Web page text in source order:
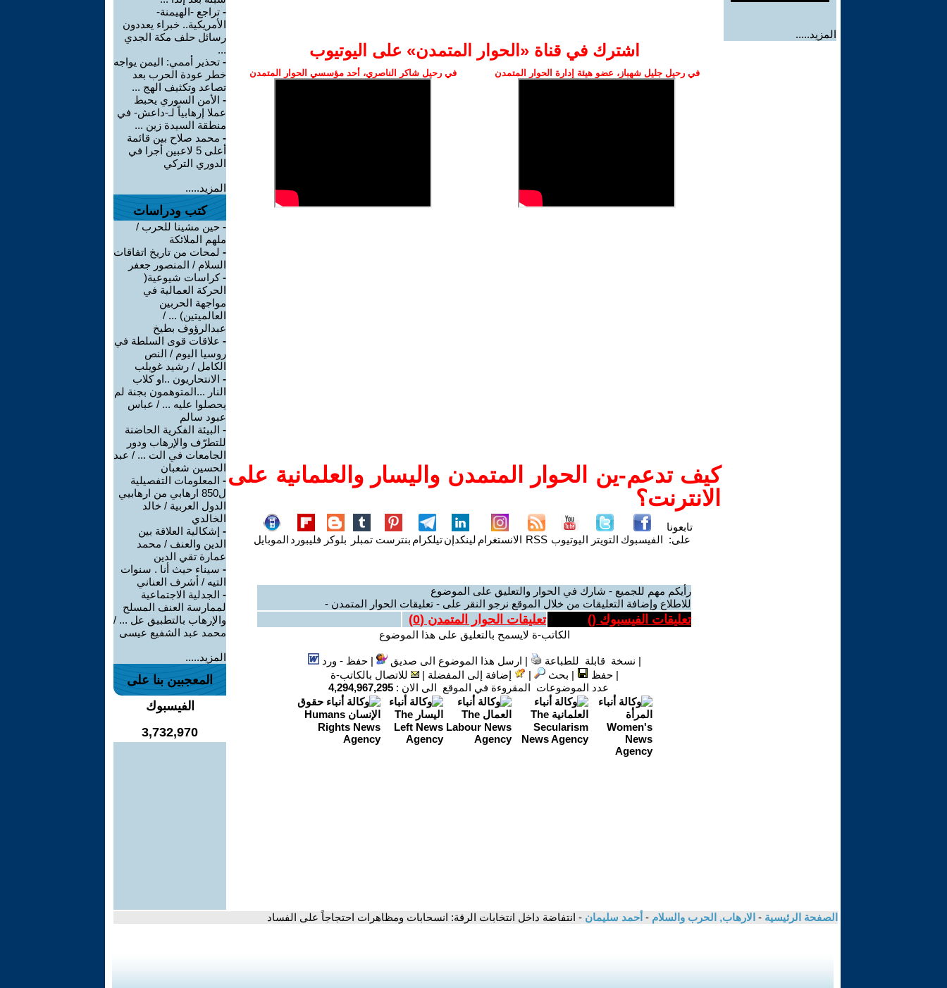
المزيد.....
اشترك في قناة ‫«الحوار المتمدن» على اليوتيوب
في رحيل جليل شهباز، عضو هيئة إدارة الحوار المتمدن في رحيل شاكر الناصري، أحد مؤسسي الحوار المتمدن
كيف تدعم-ين الحوار المتمدن واليسار والعلمانية على
الانترنت؟
تابعونا
على: الفيسبوك التويتر اليوتيوب RSS الانستغرام لينكدإنتيلكرام بنترست تمبلر بلوكر فليبورد الموبايل
رأيكم مهم للجميع - شارك في الحوار والتعليق على الموضوع
للاطلاع وإضافة التعليقات من خلال الموقع نرجو النقر على - تعليقات الحوار المتمدن -
تعليقات الفيسبوك () تعليقات الحوار المتمدن (0
)
الكاتب-ة لايسمح بالتعليق على هذا الموضوع
| نسخة قابلة للطباعة | ارسل هذا الموضوع الى صديق |حفظ - ورد
|حفظ | بحث | إضافة إلى المفضلة |
للاتصال بالكاتب-ة
عدد الموضوعات المقروءة في الموقع الى الان : 4,294,967,295
- تراجع -الهيمنة-
الأمريكية.. خبراء يعددون
رسائل حلف مكة الجدي
...
- تحذير أممي: اليمن يواجه
خطر عودة الحرب بعد
تصاعد وتكثيف الهج ...
- الأمن السوري يحبط
عملا إرهابياً لـ-داعش- في
منطقة السيدة زين ...
- محمد صلاح بين قائمة
أعلى 5 لاعبين أجرا في
الدوري التركي
المزيد.....
كتب ودراسات
- حين مشينا للحرب /
ملهم الملائكة
- لمحات من تاريخ اتفاقات
السلام / المنصور جعفر
-كراسات شيوعية(
الحركة العمالية في
مواجهة الحربين
العالميتين) ... /
عبدالرؤوف بطيخ
- علاقات قوى السلطة في
روسيا اليوم / النص
الكامل / رشيد غويلب
- الانتحاريون ..او كلاب
النار ...المتوهمون بجنة لم
يحصلوا عليه ... / عباس
عبود سالم
- البيئة الفكرية الحاضنة
للتطرّف والإرهاب ودور
الجامعات في الت ... / عبد
الحسين شعبان
- المعلومات التفصيلية
ل850 ارهابي من ارهابيي
الدول العربية / خالد
الخالدي
- إشكالية العلاقة بين
الدين والعنف / محمد
عمارة تقي الدين
- سيناء حيث أنا . سنوات
التيه / أشرف العناني
- الجدلية الاجتماعية
لممارسة العنف المسلح
والإرهاب بالتطبيق عل ... /
محمد عبد الشفيع عيسى
المزيد.....
المعجبين بنا على
الفيسبوك
3,732,970
الصفحة الرئيسية - الارهاب, الحرب والسلام - أحمد سليمان - انتفاضة داخل انتخابات الرقة: انسحابات ومظاهرات احتجاجاً على الفساد